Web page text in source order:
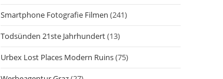
Smartphone Fotografie Filmen (241)
Todsünden 21ste Jahrhundert(13)
Urbex Lost Places Modern Ruins(75)